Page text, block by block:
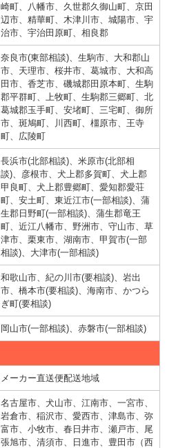
崎町、八幡市、久世郡久御山町、京田
辺市、精華町、木津川市、城陽市、宇
治市、宇治田原町、相良郡
奈良市(東部相談)、生駒市、大和郡山
市、天理市、桜井市、葛城市、大和高
田市、香芝市、磯城郡田原本町、生駒
郡平群町、上牧町、生駒郡三郷町、北
葛城郡玉手町、安堵町、三宅町、御所
市、斑鳩町、川西町、橿原市、王寺
町、広陵町
長浜市(北部相談)、米原市(北部相
談)、彦根市、犬上郡多賀町、犬上郡
甲良町、犬上郡豊郷町、愛知郡愛荘
町、安土町、東近江市(一部相談)、蒲
生郡日野町(一部相談)、蒲生郡竜王
町、近江八幡市、野洲市、守山市、草
津市、栗東市、湖南市、甲賀市(一部
相談)、大津市(一部相談)
和歌山市、紀の川市(要相談)、岩出
市、橋本市(要相談)、海南市、かつら
ぎ町(要相談)
岡山市(一部相談)、赤磐市(一部相談)
メーカー直送便配送地域
名古屋市、犬山市、江南市、一宮市、
岩倉市、稲沢市、愛西市、津島市、弥
富市、小牧市、春日井市、瀬戸市、尾
張旭市、清須市、日進市、豊田市（西